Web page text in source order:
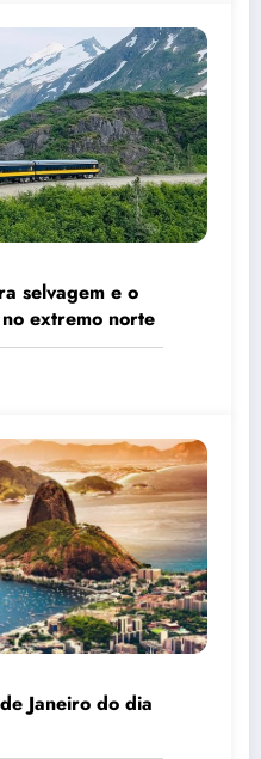
selvagem e o
extremo norte
Janeiro do dia